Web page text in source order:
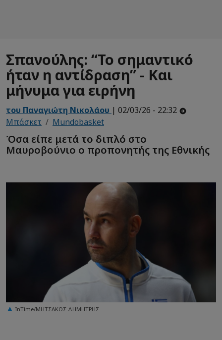
Σπανούλης: “Το σημαντικό
ήταν η αντίδραση” - Και
μήνυμα για ειρήνη
του Παναγιώτη Νικολάου | 02/03/26 - 22:32
Μπάσκετ
Mundobasket
Όσα είπε μετά το διπλό στο
Μαυροβούνιο ο προπονητής της Εθνικής
InTime/ΜΗΤΣΑΚΟΣ ΔΗΜΗΤΡΗΣ